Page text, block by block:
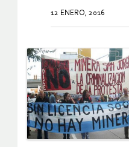
12 ENERO, 2016